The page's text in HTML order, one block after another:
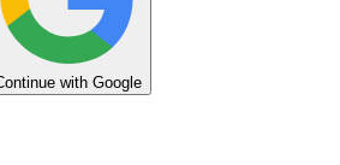
with Google